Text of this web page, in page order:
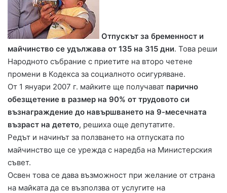
Отпускът за бременност и
майчинство се удължава от 135 на 315 дни. Това реши
Народното събрание с приетите на второ четене
промени в Кодекса за социалното осигуряване.
От 1 януари 2007 г. майките ще получават парично
обезщетение в размер на 90% от трудовото си
възнаграждение до навършването на 9-месечната
възраст на детето, решиха още депутатите.
Редът и начинът за ползването на отпуската по
майчинство ще се урежда с наредба на Министерския
съвет.
Освен това се дава възможност при желание от страна
на майката да се възползва от услугите на